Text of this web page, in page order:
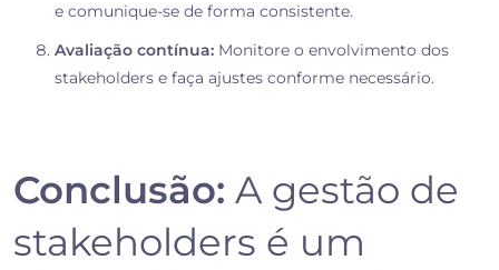
e comunique-se de forma consistente.
Avaliação contínua: Monitore o envolvimento dos
stakeholders e faça ajustes conforme necessário.
Conclusão: A gestão de
stakeholders é um